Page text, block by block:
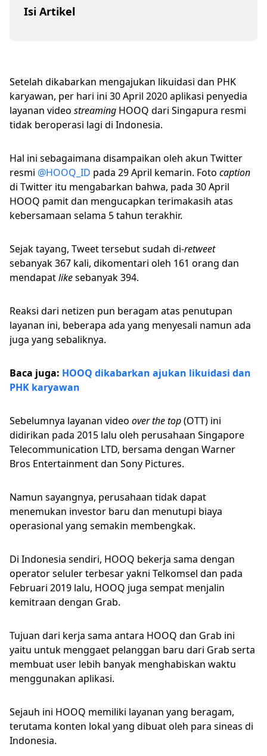
Isi Artikel
Setelah dikabarkan mengajukan likuidasi dan PHK
karyawan, per hari ini 30 April 2020 aplikasi penyedia
layanan video streaming HOOQ dari Singapura resmi
tidak beroperasi lagi di Indonesia.
Hal ini sebagaimana disampaikan oleh akun Twitter
resmi @HOOQ_ID pada 29 April kemarin. Foto caption
di Twitter itu mengabarkan bahwa, pada 30 April
HOOQ pamit dan mengucapkan terimakasih atas
kebersamaan selama 5 tahun terakhir.
Sejak tayang, Tweet tersebut sudah di-retweet
sebanyak 367 kali, dikomentari oleh 161 orang dan
mendapatlikesebanyak 394.
Reaksi dari netizen pun beragam atas penutupan
layanan ini, beberapa ada yang menyesali namun ada
juga yang sebaliknya.
Baca juga: HOOQ dikabarkan ajukan likuidasi dan
PHK karyawan
Sebelumnya layanan video over the top(OTT) ini
didirikan pada 2015 lalu oleh perusahaan Singapore
Telecommunication LTD, bersama dengan Warner
Bros Entertainment dan Sony Pictures.
Namun sayangnya, perusahaan tidak dapat
menemukan investor baru dan menutupi biaya
operasional yang semakin membengkak.
Di Indonesia sendiri, HOOQ bekerja sama dengan
operator seluler terbesar yakni Telkomsel dan pada
Februari 2019 lalu, HOOQ juga sempat menjalin
kemitraan dengan Grab.
Tujuan dari kerja sama antara HOOQ dan Grab ini
yaitu untuk menggaet pelanggan baru dari Grab serta
membuat user lebih banyak menghabiskan waktu
menggunakan aplikasi.
Sejauh ini HOOQ memiliki layanan yang beragam,
terutama konten lokal yang dibuat oleh para sineas di
Indonesia.